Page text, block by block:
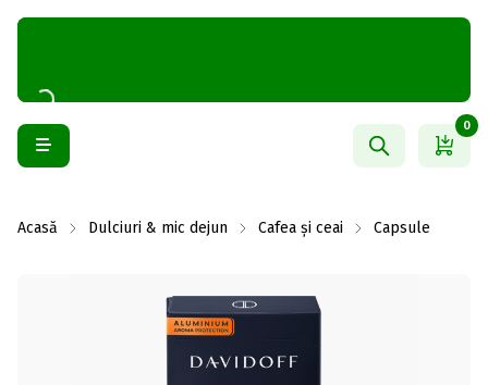
0
Acasă Dulciuri & mic dejun Cafea și ceai Capsule